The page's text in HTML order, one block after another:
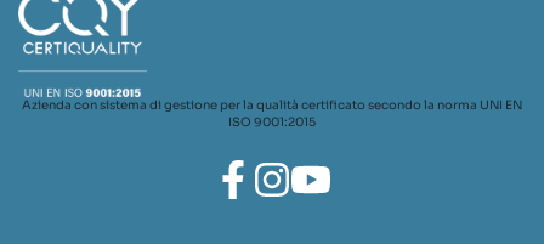
Azienda con sistema di gestione per la qualità certificato secondo la norma UNI EN
ISO 9001:2015